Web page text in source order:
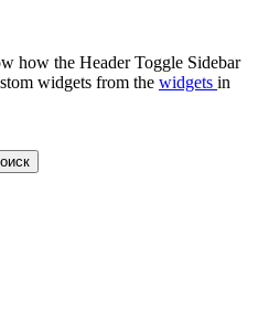
how the Header Toggle Sidebar
widgets from the widgets in